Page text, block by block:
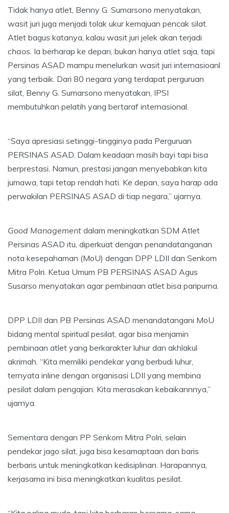
Tidak hanya atlet, Benny G. Sumarsono menyatakan,
wasit juri juga menjadi tolak ukur kemajuan pencak silat.
Atlet bagus katanya, kalau wasit juri jelek akan terjadi
chaos . Ia berharap ke depan, bukan hanya atlet saja, tapi
Persinas ASAD mampu menelurkan wasit juri internasioanl
yang terbaik. Dari 80 negara yang terdapat perguruan
silat, Benny G. Sumarsono menyatakan, IPSI
membutuhkan pelatih yang bertaraf internasional.
“Saya apresiasi setinggi-tingginya pada Perguruan
PERSINAS ASAD. Dalam keadaan masih bayi tapi bisa
berprestasi. Namun, prestasi jangan menyebabkan kita
jumawa, tapi tetap rendah hati. Ke depan, saya harap ada
perwakilan PERSINAS ASAD di tiap negara,” ujarnya.
Good Management dalam meningkatkan SDM Atlet
Persinas ASAD itu, diperkuat dengan penandatanganan
nota kesepahaman (MoU) dengan DPP LDII dan Senkom
Mitra Polri. Ketua Umum PB PERSINAS ASAD Agus
Susarso menyatakan agar pembinaan atlet bisa paripurna.
DPP LDII dan PB Persinas ASAD menandatangani MoU
bidang mental spiritual pesilat, agar bisa menjamin
pembinaan atlet yang berkarakter luhur dan akhlakul
akrimah. “Kita memiliki pendekar yang berbudi luhur,
ternyata inline dengan organisasi LDII yang membina
pesilat dalam pengajian. Kita merasakan kebaikannnya,”
ujarnya.
Sementara dengan PP Senkom Mitra Polri, selain
pendekar jago silat, juga bisa kesamaptaan dan baris
berbaris untuk meningkatkan kedisiplinan. Harapannya,
kerjasama ini bisa meningkatkan kualitas pesilat.